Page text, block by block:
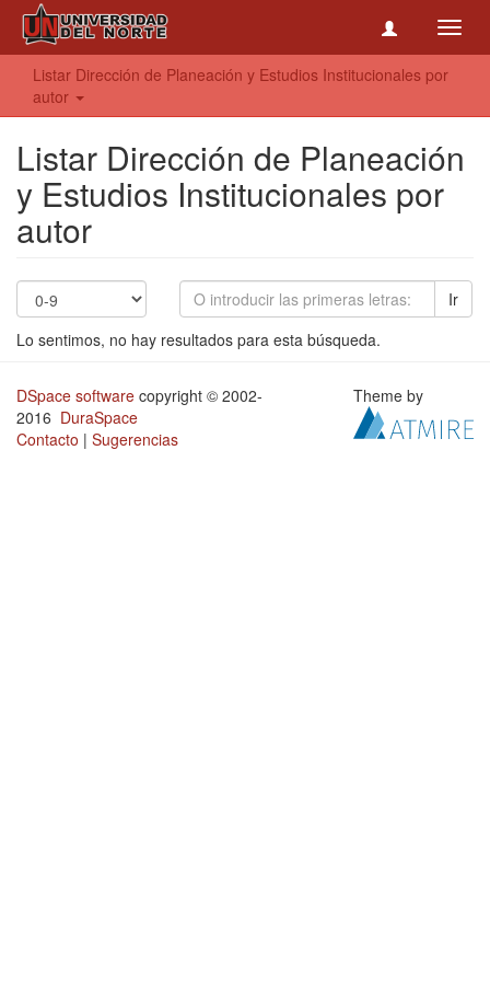
Listar Dirección de Planeación y Estudios Institucionales por
autor
Listar Dirección de Planeación
y Estudios Institucionales por
autor
Ir
Lo sentimos, no hay resultados para esta búsqueda.
DSpace software copyright © 2002-
2016 DuraSpace
Contacto | Sugerencias
Theme by